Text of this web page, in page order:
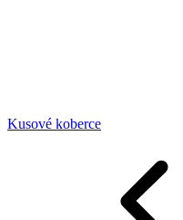
Kusové koberce